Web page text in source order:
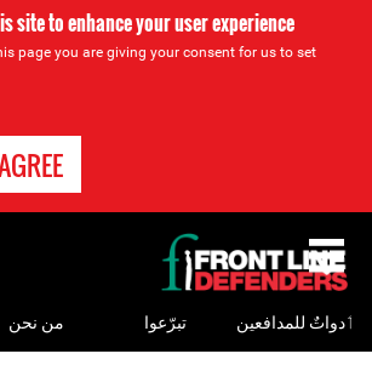
site to enhance your user experience
page you are giving your consent for us to set
to
top
ٲدواتٌ للمدافعين تبرّعوا من نحن